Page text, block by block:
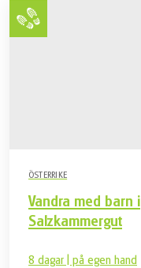
ÖSTERRIKE
Vandra med barn i
Salzkammergut
8 dagar | på egen hand